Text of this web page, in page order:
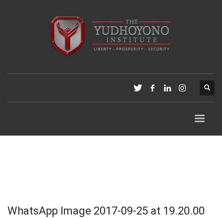
WhatsApp Image 2017-09-25 at 19.20.00